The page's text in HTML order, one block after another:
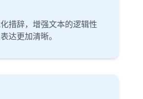
措辞，增强文本的逻辑性
达更加清晰。